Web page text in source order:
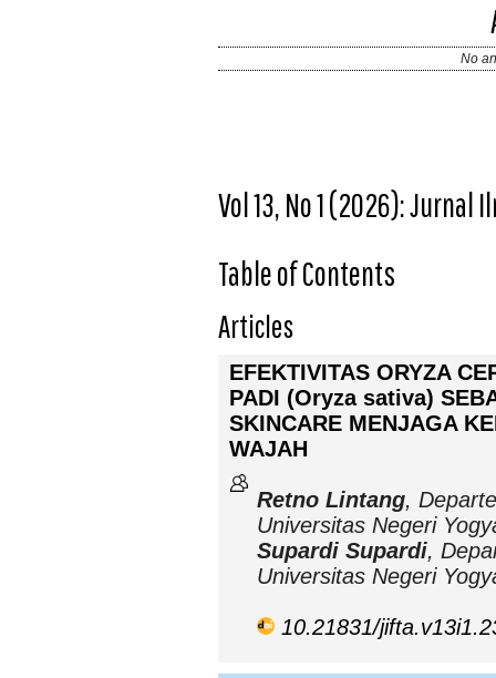
No
Vol 13, No 1 (2026): Jurnal
Table of Contents
Articles
EFEKTIVITAS ORYZA
PADI (Oryza sativa)
SKINCARE MENJAGA
WAJAH
Retno Lintang,
Universitas Negeri
Supardi Supardi,
Universitas Negeri
10.21831/